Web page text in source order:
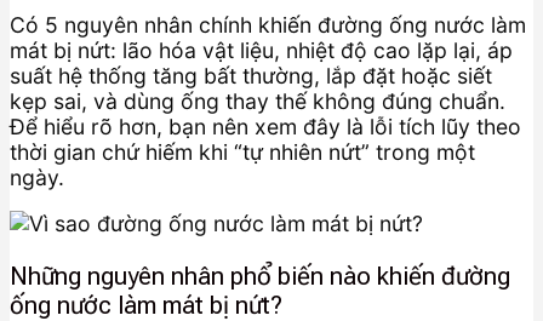
Có 5 nguyên nhân chính khiến đường ống nước làm
mát bị nứt: lão hóa vật liệu, nhiệt độ cao lặp lại, áp
suất hệ thống tăng bất thường, lắp đặt hoặc siết
kẹp sai, và dùng ống thay thế không đúng chuẩn.
Để hiểu rõ hơn, bạn nên xem đây là lỗi tích lũy theo
thời gian chứ hiếm khi “tự nhiên nứt” trong một
ngày.
Những nguyên nhân phổ biến nào khiến đường
ống nước làm mát bị nứt?